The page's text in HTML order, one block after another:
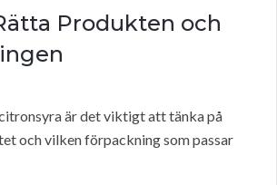
Produkten och
är det viktigt att tänka på
och vilken förpackning som passar